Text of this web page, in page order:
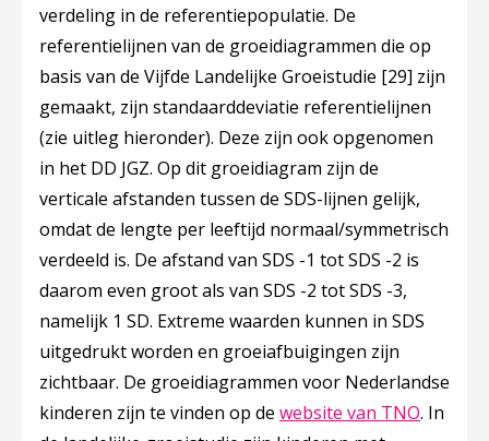
verdeling in de referentiepopulatie. De
referentielijnen van de groeidiagrammen die op
basis van de Vijfde Landelijke Groeistudie [29] zijn
gemaakt, zijn standaarddeviatie referentielijnen
(zie uitleg hieronder). Deze zijn ook opgenomen
in het DD JGZ. Op dit groeidiagram zijn de
verticale afstanden tussen de SDS-lijnen gelijk,
omdat de lengte per leeftijd normaal/symmetrisch
verdeeld is. De afstand van SDS -1 tot SDS -2 is
daarom even groot als van SDS -2 tot SDS -3,
namelijk 1 SD. Extreme waarden kunnen in SDS
uitgedrukt worden en groeiafbuigingen zijn
zichtbaar. De groeidiagrammen voor Nederlandse
kinderen zijn te vinden op de website van TNO. In